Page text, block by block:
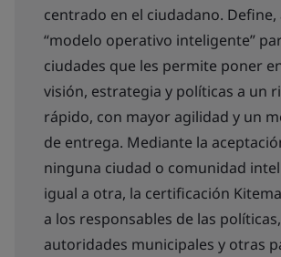
centrado en el ciudadano. Define,
“modelo operativo inteligente”
ciudades que les permite poner
visión, estrategia y políticas a un
rápido, con mayor agilidad y un
de entrega. Mediante la
ninguna ciudad o comunidad
igual a otra, la certificación
a los responsables de las
autoridades municipales y otras